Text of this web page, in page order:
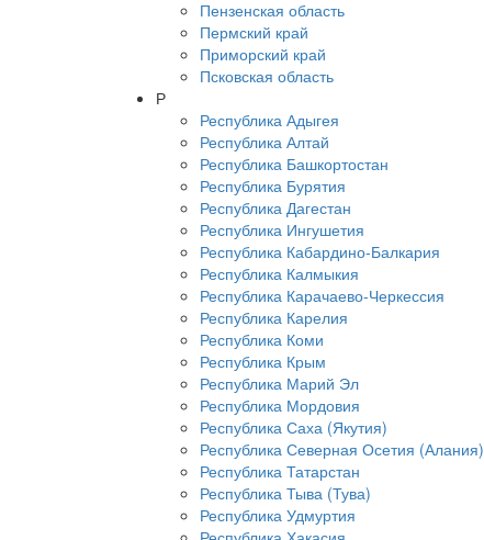
Пензенская область
Пермский край
Приморский край
Псковская область
Р
Республика Адыгея
Республика Алтай
Республика Башкортостан
Республика Бурятия
Республика Дагестан
Республика Ингушетия
Республика Кабардино-Балкария
Республика Калмыкия
Республика Карачаево-Черкессия
Республика Карелия
Республика Коми
Республика Крым
Республика Марий Эл
Республика Мордовия
Республика Саха (Якутия)
Республика Северная Осетия (Алания)
Республика Татарстан
Республика Тыва (Тува)
Республика Удмуртия